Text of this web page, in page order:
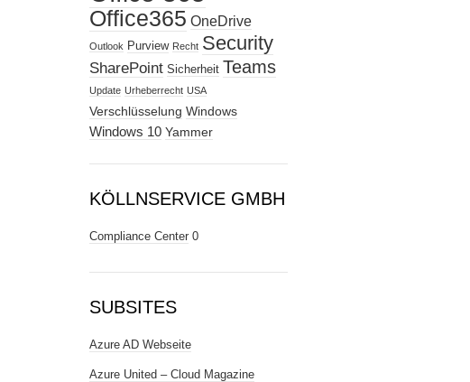
Office365 OneDrive
Outlook Purview Recht Security
SharePoint Sicherheit Teams
Update Urheberrecht USA
Verschlüsselung Windows
Windows 10 Yammer
KÖLLNSERVICE GMBH
Compliance Center 0
SUBSITES
Azure AD Webseite
Azure United – Cloud Magazine